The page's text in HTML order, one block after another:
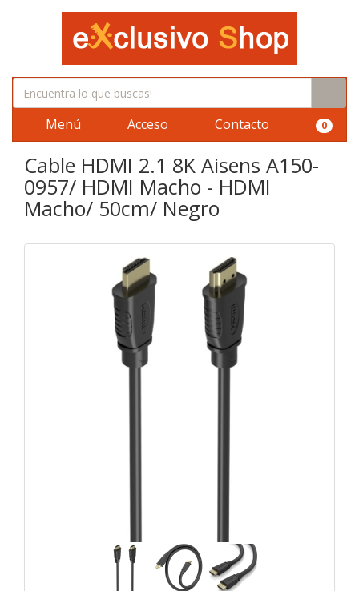
Menú Acceso Contacto 0
Cable HDMI 2.1 8K Aisens A150-
0957/ HDMI Macho - HDMI
Macho/ 50cm/ Negro